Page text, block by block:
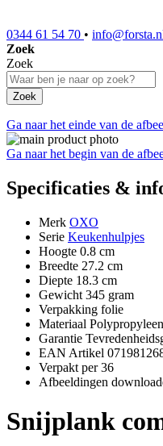
0344 61 54 70 •
Zoek
Zoek
Zoek
Ga naar het einde van de
Ga naar het begin van de
Specificaties &
Merk OXO
Serie Keukenhulpjes
Hoogte 0.8 cm
Breedte 27.2 cm
Diepte 18.3 cm
Gewicht 345 gram
Verpakking folie
Materiaal Polypropyleen
Garantie
EAN Artikel
Verpakt per 36
Afbeeldingen
Snijplank